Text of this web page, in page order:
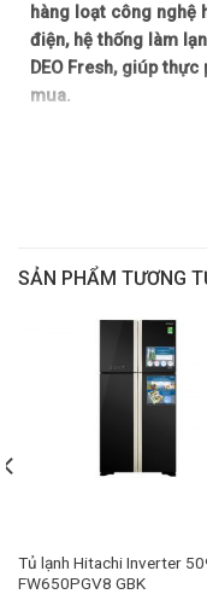
Tủ lạnh Inverter – tiết
Công nghệ làm lạnh trên
hàng loạt công nghệ
điện, hệ thống làm
DEO Fresh, giúp
mua.
chỉ dừng lại ở sự nhỏ
với gam màu đen
góc bếp nào.
SẢN PHẨM TƯƠNG
Tủ lạnh Hitachi Inverter
FW650PGV8 GBK